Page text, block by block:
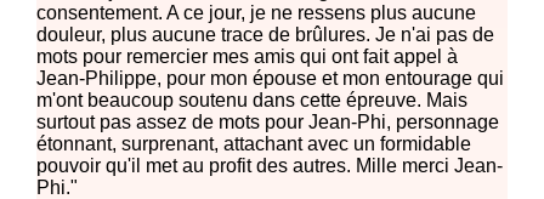
consentement. A ce jour, je ne ressens plus aucune
douleur, plus aucune trace de brûlures. Je n'ai pas de
mots pour remercier mes amis qui ont fait appel à
Jean-Philippe, pour mon épouse et mon entourage qui
m'ont beaucoup soutenu dans cette épreuve. Mais
surtout pas assez de mots pour Jean-Phi, personnage
étonnant, surprenant, attachant avec un formidable
pouvoir qu'il met au profit des autres. Mille merci Jean-
Phi."